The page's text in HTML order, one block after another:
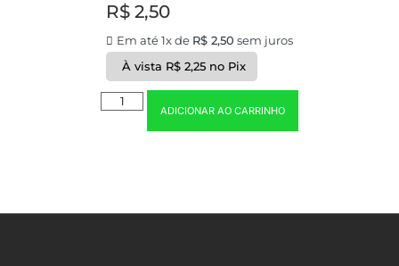
R$ 2,50
Em até 1x de R$ 2,50 sem juros
À vista R$2,25 no Pix
ADICIONAR AO CARRINHO